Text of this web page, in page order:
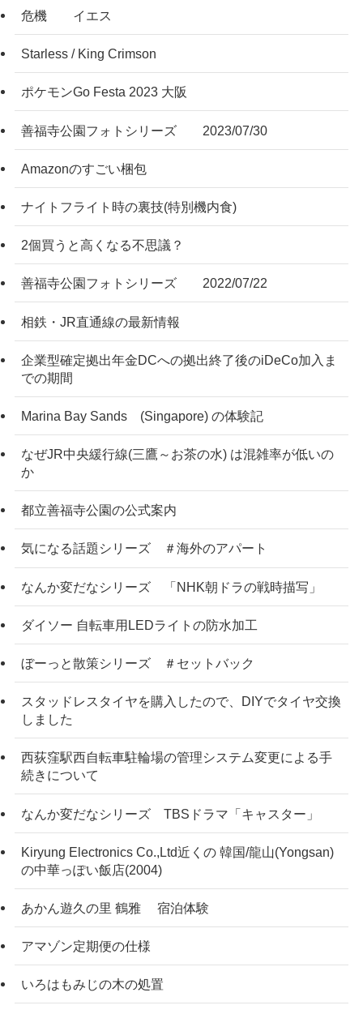
危機 イエス
Starless / King Crimson
ポケモンGo Festa 2023 大阪
善福寺公園フォトシリーズ 2023/07/30
Amazonのすごい梱包
ナイトフライト時の裏技(特別機内食)
2個買うと高くなる不思議？
善福寺公園フォトシリーズ 2022/07/22
相鉄・JR直通線の最新情報
企業型確定拠出年金DCへの拠出終了後のiDeCo加入ま
での期間
Marina Bay Sands (Singapore) の体験記
なぜJR中央緩行線(三鷹～お茶の水) は混雑率が低いの
か
都立善福寺公園の公式案内
気になる話題シリーズ ＃海外のアパート
なんか変だなシリーズ 「NHK朝ドラの戦時描写」
ダイソー 自転車用LEDライトの防水加工
ぼーっと散策シリーズ ＃セットバック
スタッドレスタイヤを購入したので、DIYでタイヤ交換
しました
西荻窪駅西自転車駐輪場の管理システム変更による手
続きについて
なんか変だなシリーズ TBSドラマ「キャスター」
Kiryung Electronics Co.,Ltd近くの 韓国/龍山(Yongsan)
の中華っぽい飯店(2004)
あかん遊久の里 鶴雅 宿泊体験
アマゾン定期便の仕様
いろはもみじの木の処置